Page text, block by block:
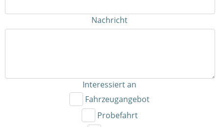
Nachricht
Interessiert an
Fahrzeugangebot
Probefahrt